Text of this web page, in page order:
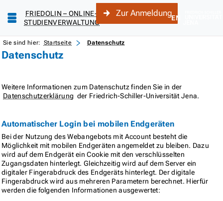
FRIEDOLIN – ONLINE-
STUDIENVERWALTUNG
Zur AnmeldungEN
Sie sind hier: Startseite Datenschutz
Datenschutz
Weitere Informationen zum Datenschutz finden Sie in der
Datenschutzerklärung der Friedrich-Schiller-Universität Jena.
Automatischer Login bei mobilen Endgeräten
Bei der Nutzung des Webangebots mit Account besteht die
Möglichkeit mit mobilen Endgeräten angemeldet zu bleiben. Dazu
wird auf dem Endgerät ein Cookie mit den verschlüsselten
Zugangsdaten hinterlegt. Gleichzeitig wird auf dem Server ein
digitaler Fingerabdruck des Endgeräts hinterlegt. Der digitale
Fingerabdruck wird aus mehreren Parametern berechnet. Hierfür
werden die folgenden Informationen ausgewertet: